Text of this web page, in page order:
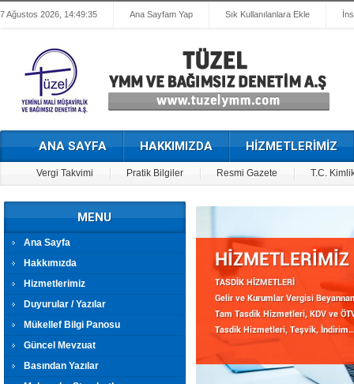
7 Ağustos 2026, 14:49:35 Ana Sayfam Yap Sık Kullanılanlara Ekle
ANA SAYFA HAKKIMIZDA HİZMETLERİMİZ
Vergi Takvimi Pratik Bilgiler Resmi Gazete T.C.
MENU
Ana Sayfa
Hakkımızda
Hizmetlerimiz
Duyurular / Yazılar
Mükellef Bilgi Panosu
Güncel Mevzuat
Basından Yazılar